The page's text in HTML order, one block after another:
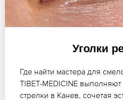
Уголки
Где найти мастера для
TIBET-MEDICINE
стрелки в Канев, сочетая